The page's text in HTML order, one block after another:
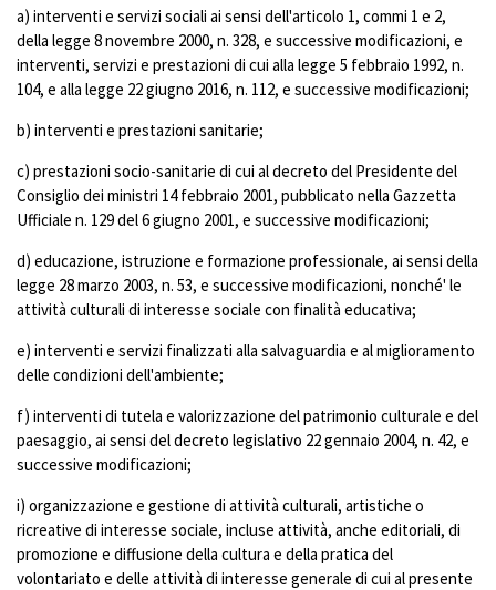
a) interventi e servizi sociali ai sensi dell'articolo 1, commi 1 e 2,
della legge 8 novembre 2000, n. 328, e successive modificazioni, e
interventi, servizi e prestazioni di cui alla legge 5 febbraio 1992, n.
104, e alla legge 22 giugno 2016, n. 112, e successive modificazioni;
b) interventi e prestazioni sanitarie;
c) prestazioni socio-sanitarie di cui al decreto del Presidente del
Consiglio dei ministri 14 febbraio 2001, pubblicato nella Gazzetta
Ufficiale n. 129 del 6 giugno 2001, e successive modificazioni;
d) educazione, istruzione e formazione professionale, ai sensi della
legge 28 marzo 2003, n. 53, e successive modificazioni, nonché' le
attività culturali di interesse sociale con finalità educativa;
e) interventi e servizi finalizzati alla salvaguardia e al miglioramento
delle condizioni dell'ambiente;
f) interventi di tutela e valorizzazione del patrimonio culturale e del
paesaggio, ai sensi del decreto legislativo 22 gennaio 2004, n. 42, e
successive modificazioni;
i) organizzazione e gestione di attività culturali, artistiche o
ricreative di interesse sociale, incluse attività, anche editoriali, di
promozione e diffusione della cultura e della pratica del
volontariato e delle attività di interesse generale di cui al presente